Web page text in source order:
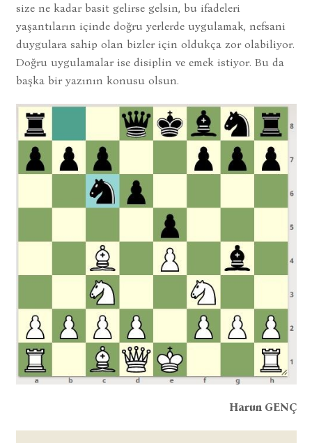
size ne kadar basit gelirse gelsin, bu ifadeleri
yaşantıların içinde doğru yerlerde uygulamak, nefsani
duygulara sahip olan bizler için oldukça zor olabiliyor.
Doğru uygulamalar ise disiplin ve emek istiyor. Bu da
başka bir yazının konusu olsun.
Harun GENÇ